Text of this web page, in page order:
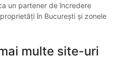
un partener de încredere
în București și zonele
multe site-uri